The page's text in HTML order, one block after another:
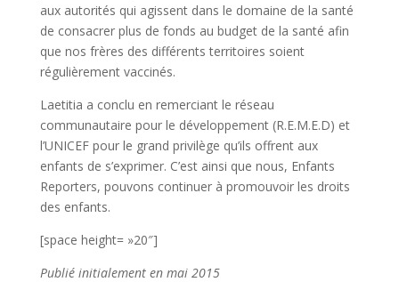
aux autorités qui agissent dans le domaine de la santé
de consacrer plus de fonds au budget de la santé afin
que nos frères des différents territoires soient
régulièrement vaccinés.
Laetitia a conclu en remerciant le réseau
communautaire pour le développement (R.E.M.E.D) et
l’UNICEF pour le grand privilège qu’ils offrent aux
enfants de s’exprimer. C’est ainsi que nous, Enfants
Reporters, pouvons continuer à promouvoir les droits
des enfants.
[space height= »20″]
Publié initialement en mai 2015